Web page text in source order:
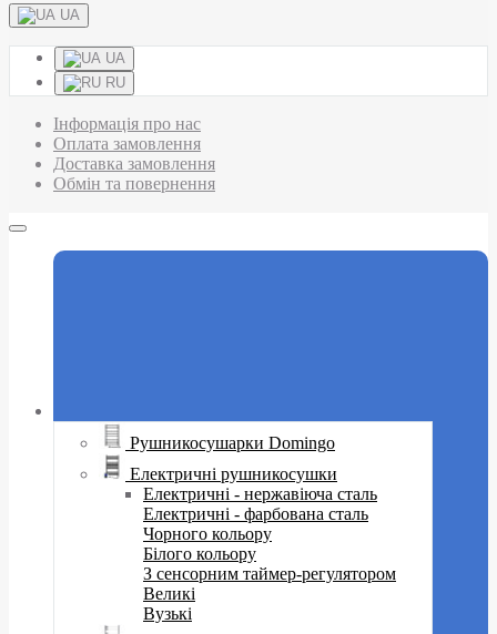
UA
UA
RU
Інформація про нас
Оплата замовлення
Доставка замовлення
Обмін та повернення
Рушникосушарки Domingo
Електричні рушникосушки
Електричні - нержавіюча сталь
Електричні - фарбована сталь
Чорного кольору
Білого кольору
З сенсорним таймер-регулятором
Великі
Вузькі